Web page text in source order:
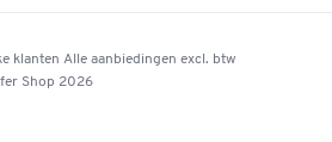
klanten Alle aanbiedingen excl. btw
Shop 2026